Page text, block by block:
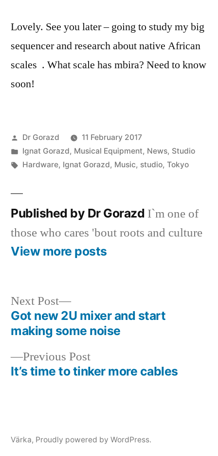
Lovely. See you later – going to study my big
sequencer and research about native African
scales . What scale has mbira? Need to know
soon!
Posted
by
Dr Gorazd
11 February 2017
Posted
in
Ignat Gorazd, Musical Equipment, News, Studio
Tags:
Hardware, Ignat Gorazd, Music, studio, Tokyo
Published by Dr Gorazd I`m one of
those who cares 'bout roots and culture
View more posts
Post
navigation
Previous PostPrevious
post:
It’s time to tinker more cables
Next Post
Next
post:
Got new 2U mixer and start
making some noise
Värka, Proudly powered by WordPress.